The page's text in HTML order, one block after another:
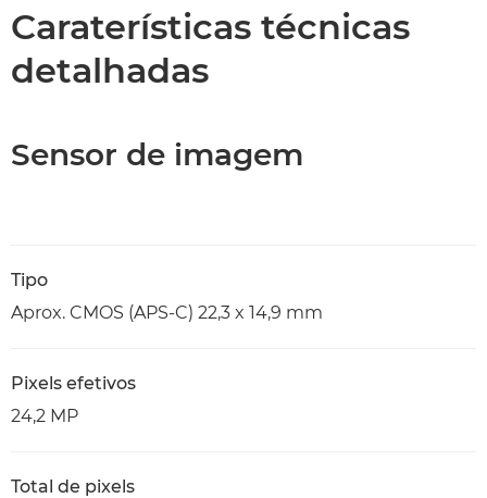
Caraterísticas técnicas
detalhadas
Sensor de imagem
Tipo
Aprox. CMOS (APS-C) 22,3 x 14,9 mm
Pixels efetivos
24,2 MP
Total de pixels